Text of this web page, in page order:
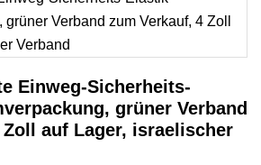
Einweg-Sicherheits-
grüner Verband
Zoll auf Lager, israelischer